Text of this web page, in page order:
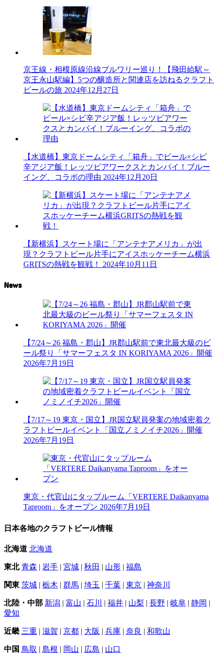
京王線・相模原線沿線ブルワリー巡り！【飛田給駅～
京王永山駅編】5つの醸造所と関連店を訪ねるクラフト
ビールの旅 2024年12月27日
【水道橋】東京ドームシティ「箱舟」でビール×シビ
辛アジア飯！レッツビアワークスとカンパイ！ブルー
イング、コラボの理由 2024年12月20日
【新横浜】スケート場に「アンテナアメリカ」が出
現？クラフトビール片手にアイスホッケーチーム横浜
GRITSの熱戦を観戦！
2024年10月11日
News
【7/24～26 福島・郡山】JR郡山駅前で東北最大級のビ
ール祭り「サマーフェスタ IN KORIYAMA 2026」開催
2026年7月19日
【7/17～19 東京・国立】JR国立駅員発案の地域密着ク
ラフトビールイベント「国立ノミノイチ2026」開催
2026年7月19日
東京・代官山にタップルーム「VERTERE Daikanyama
Taproom」をオープン 2026年7月19日
日本各地のクラフトビール情報
北海道 北海道
東北 青森 | 岩手 | 宮城 | 秋田 | 山形 | 福島
関東 茨城 | 栃木 | 群馬 | 埼玉 | 千葉 | 東京 | 神奈川
北陸・中部 新潟 | 富山 | 石川 | 福井 | 山梨 | 長野 | 岐阜 | 静岡 |
愛知
近畿 三重 | 滋賀 | 京都 | 大阪 | 兵庫 | 奈良 | 和歌山
中国 鳥取 | 島根 | 岡山 | 広島 | 山口